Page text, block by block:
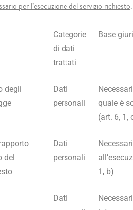
per l’esecuzione del servizio richiesto.
Categorie
di dati
trattati
Base
degli
Dati
personali
quale è
(art. 6, 1,
del
Dati
personali
1, b)
Dati